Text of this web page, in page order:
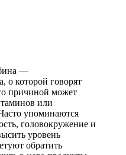
—
о которой говорят
причиной может
или
упоминаются
головокружение и
уровень
обратить